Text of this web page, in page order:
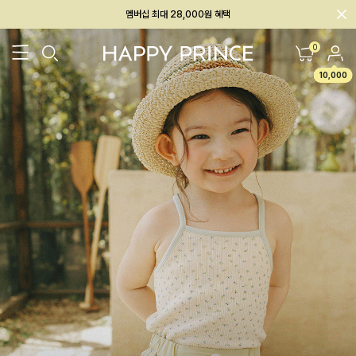
회원전용 아울렛, 가입하면 ~60% 할인!
멤버십 최대 28,000원 혜택 0
10,000
26SS 신상 BEST BABY[6~12M] 아우터/상의 하의/레깅스